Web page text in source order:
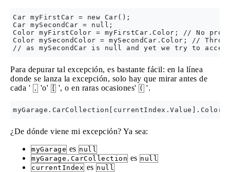
Car myFirstCar = new Car();
Car mySecondCar = null;
Color myFirstColor = myFirstCar.Color; // No
Color mySecondColor = mySecondCar.Color; //
Para depurar tal excepción, es bastante fácil: en la línea
donde se lanza la excepción, solo hay que mirar antes de
cada ' . 'o' ', o en raras ocasiones' ( '.
¿De dónde viene mi excepción? Ya sea:
myGarage es null
myGarage.CarCollection es null
currentIndex es null